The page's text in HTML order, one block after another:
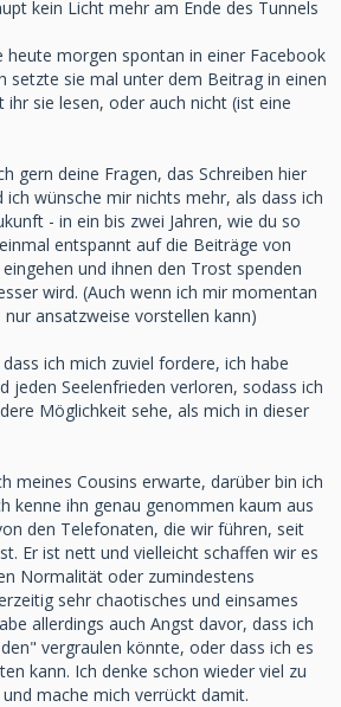
kein Licht mehr am Ende des Tunnels
heute morgen spontan in einer Facebook
setzte sie mal unter dem Beitrag in einen
ihr sie lesen, oder auch nicht (ist eine
gern deine Fragen, das Schreiben hier
wünsche mir nichts mehr, als dass ich
- in ein bis zwei Jahren, wie du so
entspannt auf die Beiträge von
und ihnen den Trost spenden
wird. (Auch wenn ich mir momentan
ansatzweise vorstellen kann)
ich mich zuviel fordere, ich habe
jeden Seelenfrieden verloren, sodass ich
Möglichkeit sehe, als mich in dieser
meines Cousins erwarte, darüber bin ich
kenne ihn genau genommen kaum aus
den Telefonaten, die wir führen, seit
Er ist nett und vielleicht schaffen wir es
Normalität oder zumindestens
sehr chaotisches und einsames
allerdings auch Angst davor, dass ich
vergraulen könnte, oder dass ich es
kann. Ich denke schon wieder viel zu
mache mich verrückt damit.